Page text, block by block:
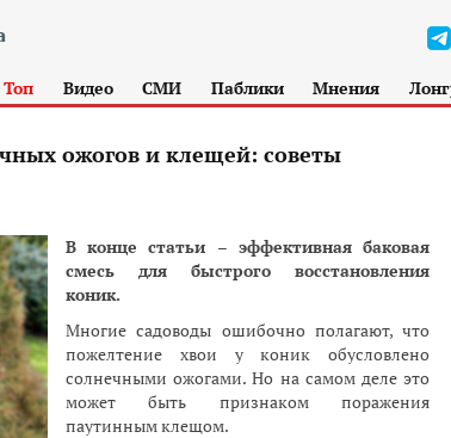
Топ Видео СМИ Паблики Мнения
ожогов и клещей: советы
В конце статьи – эффективная баковая
смесь для быстрого восстановления
коник.
Многие садоводы ошибочно полагают, что
пожелтение хвои у коник обусловлено
солнечными ожогами. Но на самом деле это
может быть признаком поражения
паутинным клещом.